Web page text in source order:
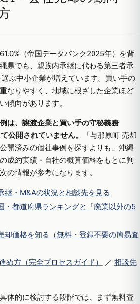
（帝国データバンク2025年）を背
県でも、親族内承継に代わる第三者承
ぶ中小企業が増えています。買い手の
なりやすく、地域に根ざした企業ほど
傾向があります。
は、譲渡企業と買い手の守秘義務
公開されていません。
「与那原町 売却
開済みの個社事例を探すよりも、沖縄
成約実績・自社の概算価格をもとに判
の情報が参考になります。
継・M&Aの状況と相談先を見る
・都道府県ランキングと「廃業以外の5
却価格を知る（無料・登録不要の簡易査
め方（完全プロセスガイド）
／ 相談先
体的に検討する段階では、まず無料査